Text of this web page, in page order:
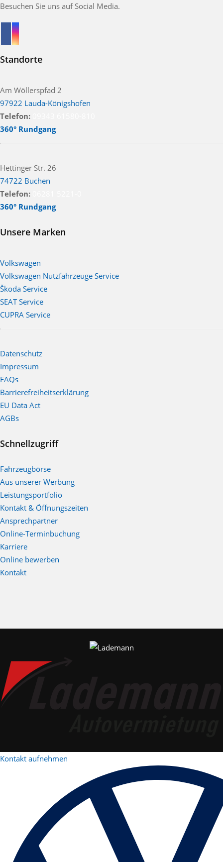
Besuchen Sie uns auf Social Media.
Standorte
Am Wöllerspfad 2
97922 Lauda-Königshofen
Telefon:
360° Rundgang
Hettinger Str. 26
74722 Buchen
Telefon:
360° Rundgang
Unsere Marken
Volkswagen
Volkswagen Nutzfahrzeuge Service
Škoda Service
SEAT Service
CUPRA Service
Datenschutz
Impressum
FAQs
Barrierefreiheitserklärung
EU Data Act
AGBs
Schnellzugriff
Fahrzeugbörse
Aus unserer Werbung
Leistungsportfolio
Kontakt & Öffnungszeiten
Ansprechpartner
Online-Terminbuchung
Karriere
Online bewerben
Kontakt
Kontakt aufnehmen